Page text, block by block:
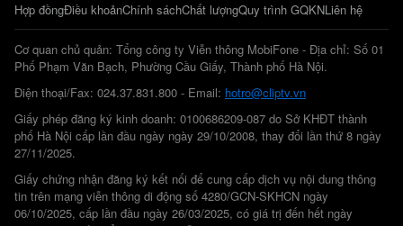
Hợp đồngĐiều khoảnChính sáchChất lượngQuy trình GQKNLiên hệ
Cơ quan chủ quản: Tổng công ty Viễn thông MobiFone - Địa chỉ: Số 01
Phố Phạm Văn Bạch, Phường Cầu Giấy, Thành phố Hà Nội.
Điện thoại/Fax: 024.37.831.800 - Email: hotro@cliptv.vn
Giấy phép đăng ký kinh doanh: 0100686209-087 do Sở KHĐT thành
phố Hà Nội cấp lần đầu ngày ngày 29/10/2008, thay đổi lần thứ 8 ngày
27/11/2025.
Giấy chứng nhận đăng ký kết nối để cung cấp dịch vụ nội dung thông
tin trên mạng viễn thông di động số 4280/GCN-SKHCN ngày
06/10/2025, cấp lần đầu ngày 26/03/2025, có giá trị đến hết ngày